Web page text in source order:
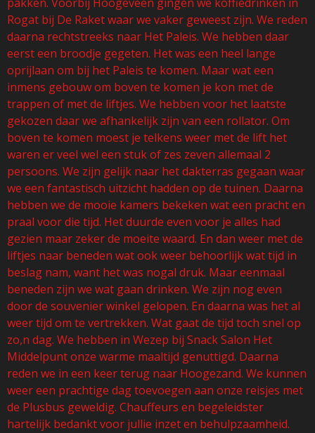
Rogat bij De Raket waar we vaker geweest zijn. We reden
daarna rechtstreeks naar Het Paleis. We hebben daar
eerst een broodje gegeten. Het was een heel lange
oprijlaan om bij het Paleis te komen. Maar wat een
inmens gebouw om boven te komen je kon met de
trappen of met de liftjes. We hebben voor het laatste
gekozen daar we afhankelijk zijn van een rollator. Om
boven te komen moest je telkens weer met de lift het
waren er veel wel een stuk of zes zeven allemaal 2
persoons. We zijn gelijk naar het dakterras gegaan waar
we een fantastisch uitzicht hadden op de tuinen. Daarna
hebben we de mooie kamers bekeken wat een pracht en
praal voor die tijd. Het duurde even voor je alles had
gezien maar zeker de moeite waard. En dan weer met de
liftjes naar beneden wat ook weer behoorlijk wat tijd in
beslag nam, want het was nogal druk. Maar eenmaal
beneden zijn we wat gaan drinken. We zijn nog even
door de souvenier winkel gelopen. En daarna was het al
weer tijd om te vertrekken. Wat gaat de tijd toch snel op
zo,n dag. We hebben in Wezep bij Snack Salon Het
Middelpunt onze warme maaltijd genuttigd. Daarna
reden we in een keer terug naar Hoogezand. We kunnen
weer een prachtige dag toevoegen aan onze reisjes met
de Plusbus geweldig. Chauffeurs en begeleidster
hartelijk bedankt voor jullie inzet en behulpzaamheid.